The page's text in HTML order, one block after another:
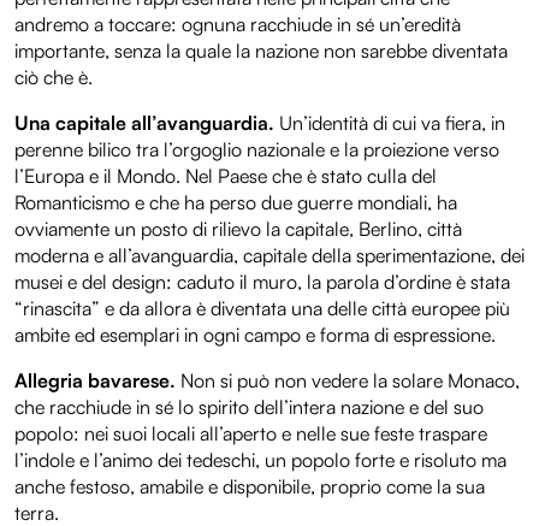
andremo a toccare: ognuna racchiude in sé un’eredità
importante, senza la quale la nazione non sarebbe diventata
ciò che è.
Una capitale all’avanguardia. Un’identità di cui va fiera, in
perenne bilico tra l’orgoglio nazionale e la proiezione verso
l’Europa e il Mondo. Nel Paese che è stato culla del
Romanticismo e che ha perso due guerre mondiali, ha
ovviamente un posto di rilievo la capitale, Berlino, città
moderna e all’avanguardia, capitale della sperimentazione, dei
musei e del design: caduto il muro, la parola d’ordine è stata
“rinascita” e da allora è diventata una delle città europee più
ambite ed esemplari in ogni campo e forma di espressione.
Allegria bavarese. Non si può non vedere la solare Monaco,
che racchiude in sé lo spirito dell’intera nazione e del suo
popolo: nei suoi locali all’aperto e nelle sue feste traspare
l’indole e l’animo dei tedeschi, un popolo forte e risoluto ma
anche festoso, amabile e disponibile, proprio come la sua
terra.